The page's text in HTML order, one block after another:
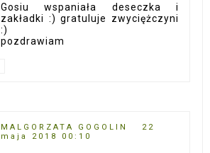
Gosiu wspaniała deseczka i
zakładki :) gratuluje zwyciężczyni
:)
pozdrawiam
MALGORZATA GOGOLIN
22
maja 2018 00:10